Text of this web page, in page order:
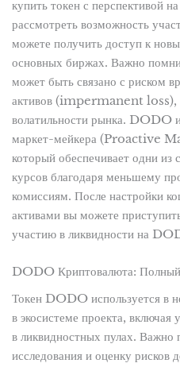
купить токен с перспективой
рассмотреть возможность
можете получить доступ к
основных биржах. Важно
может быть связано с риском
активов (impermanent loss),
волатильности рынка. DODO
маркет-мейкера (Proactive
который обеспечивает одни
курсов благодаря меньшему
комиссиям. После настройки
активами вы можете
участию в ликвидности на
DODO Криптовалюта:
Токен DODO используется в
в экосистеме проекта, включая
в ликвидностных пулах. Важно
исследования и оценку рисков